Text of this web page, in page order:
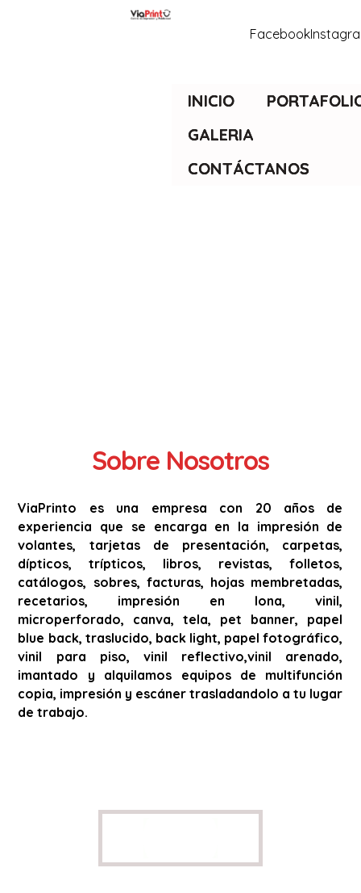
Facebook
INICIO
GALERIA
CONTÁCTANOS
Sobre Nosotros
ViaPrinto es una empresa con 20 años de
experiencia que se encarga en la impresión de
volantes, tarjetas de presentación, carpetas,
dípticos, trípticos, libros, revistas, folletos,
catálogos, sobres, facturas, hojas membretadas,
recetarios, impresión en lona, vinil,
microperforado, canva, tela, pet banner, papel
blue back, traslucido, back light, papel fotográfico,
vinil para piso, vinil reflectivo,vinil arenado,
imantado y alquilamos equipos de multifunción
copia, impresión y escáner trasladandolo a tu lugar
de trabajo.